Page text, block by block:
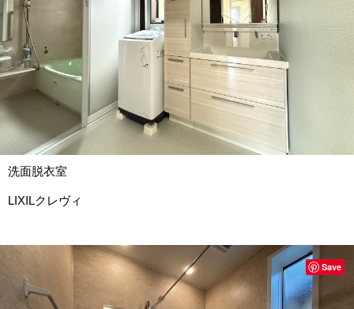
洗面脱衣室
LIXILクレヴィ
Save